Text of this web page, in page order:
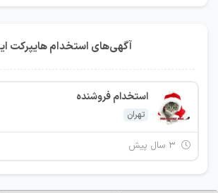
آگهی‌های استخدام هایپرکت
استخدام فروشنده
تهران